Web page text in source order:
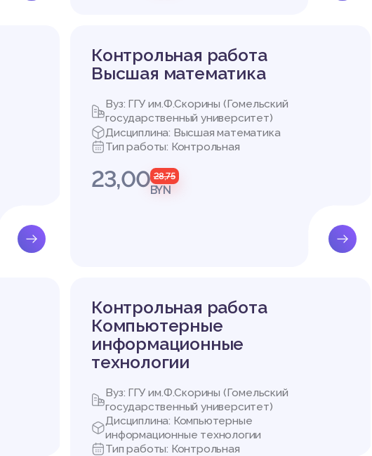
Контрольная работа
Высшая математика
Вуз: ГГУ им.Ф.Скорины (Гомельский
государственный университет)
Дисциплина: Высшая математика
Тип работы: Контрольная
23,00 28,75
BYN
Контрольная работа
Компьютерные
информационные
технологии
Вуз: ГГУ им.Ф.Скорины (Гомельский
государственный университет)
Дисциплина: Компьютерные
информационные технологии
Тип работы: Контрольная